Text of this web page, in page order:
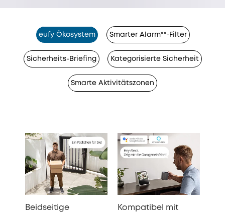
eufy Ökosystem Smarter Alarm**-Filter
Sicherheits-Briefing Kategorisierte Sicherheit
Smarte Aktivitätszonen
Beidseitige
Kompatibel mit